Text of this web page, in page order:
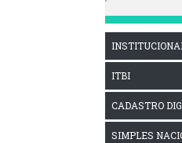
ITBI
CADASTRO
SIMPLES